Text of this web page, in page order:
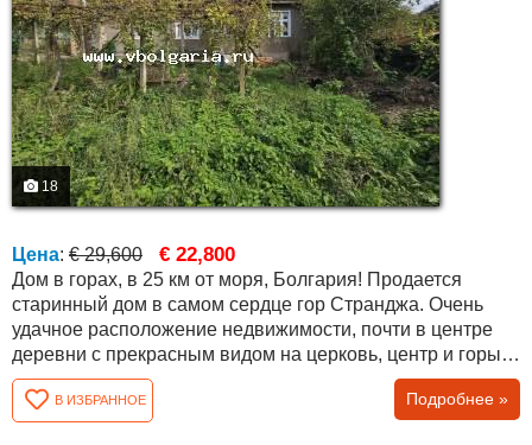
18
Цена: € 29,600 € 22,800
Дом в горах, в 25 км от моря, Болгария! Продается
старинный дом в самом сердце гор Странджа. Очень
удачное расположение недвижимости, почти в центре
деревни с прекрасным видом на церковь, центр и горы.
Дом имеет два отдельных входа и возможность
разделить на два отдельных дома. Всего в доме шесть
комнат и гостиная. Общая площадь 95 кв.м. Площадь
В ИЗБРАННОЕ Подробнее »